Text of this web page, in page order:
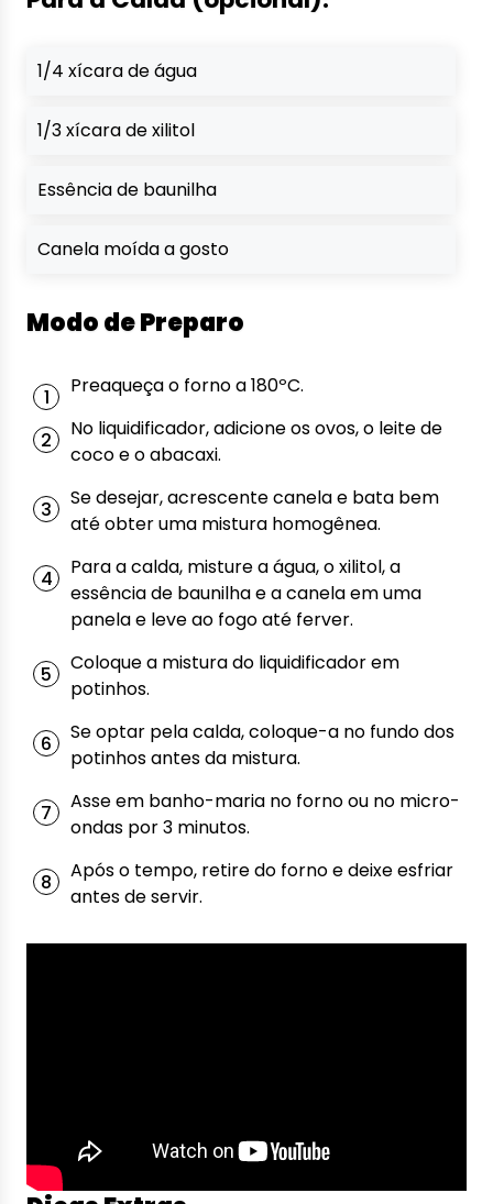
1/4 xícara de água
1/3 xícara de xilitol
Essência de baunilha
Canela moída a gosto
Modo de Preparo
Preaqueça o forno a 180ºC.
No liquidificador, adicione os ovos, o leite de
coco e o abacaxi.
Se desejar, acrescente canela e bata bem
até obter uma mistura homogênea.
Para a calda, misture a água, o xilitol, a
essência de baunilha e a canela em uma
panela e leve ao fogo até ferver.
Coloque a mistura do liquidificador em
potinhos.
Se optar pela calda, coloque-a no fundo dos
potinhos antes da mistura.
Asse em banho-maria no forno ou no micro-
ondas por 3 minutos.
Após o tempo, retire do forno e deixe esfriar
antes de servir.